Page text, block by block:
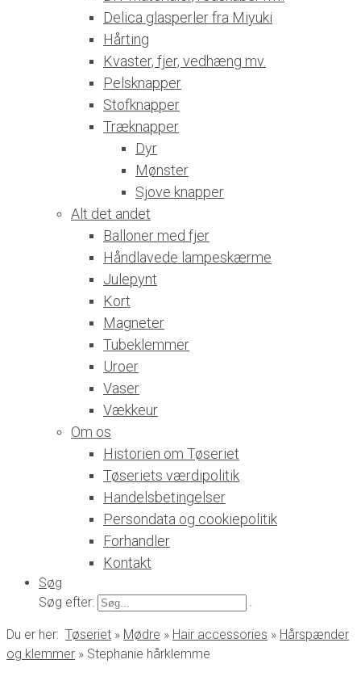
Delica glasperler fra Miyuki
Hårting
Kvaster, fjer, vedhæng mv.
Pelsknapper
Stofknapper
Træknapper
Dyr
Mønster
Sjove knapper
Alt det andet
Balloner med fjer
Håndlavede lampeskærme
Julepynt
Kort
Magneter
Tubeklemmer
Uroer
Vaser
Vækkeur
Om os
Historien om Tøseriet
Tøseriets værdipolitik
Handelsbetingelser
Persondata og cookiepolitik
Forhandler
Kontakt
Søg
Søg efter:
Du er her: Tøseriet » Mødre » Hair accessories » Hårspænder
og klemmer » Stephanie hårklemme